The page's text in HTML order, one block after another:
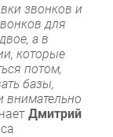
звонков и
для
а в
которые
потом,
базы,
внимательно
Дмитрий